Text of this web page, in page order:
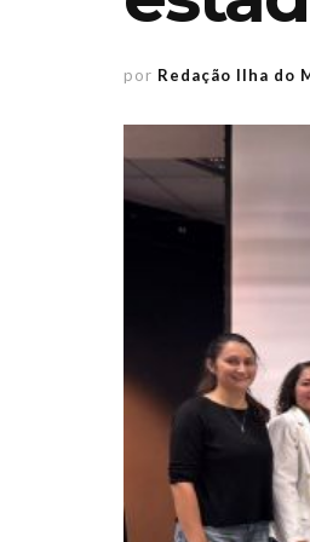
por Redação Ilha do